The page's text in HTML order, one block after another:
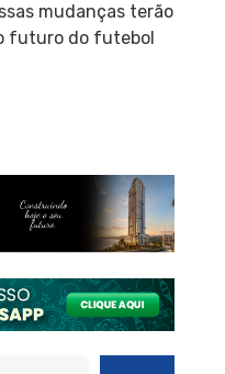
mudanças terão
futuro do futebol